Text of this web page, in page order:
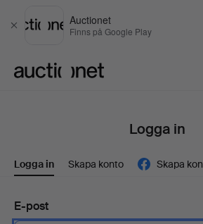
Stäng
Auctionet
Finns på Google Play
Logga in
Logga in Skapa konto Skapa
E-post